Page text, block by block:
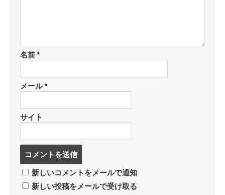
名前*
メール*
サイト
ン
ト
新しいコメントをメールで通知
新しい投稿をメールで受け取る